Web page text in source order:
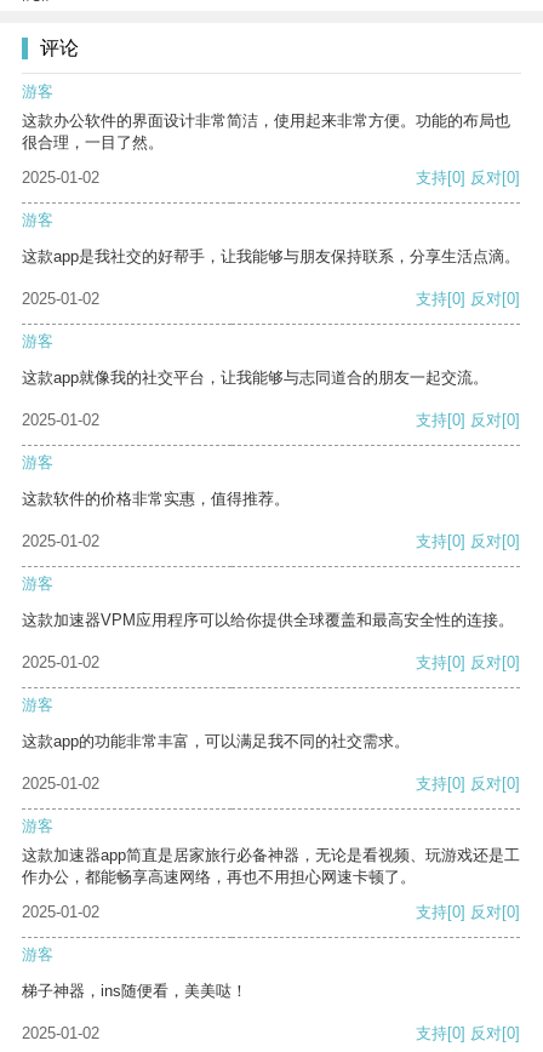
评论
游客
这款办公软件的界面设计非常简洁，使用起来非常方便。功能的布局也
很合理，一目了然。
2025-01-02
支持[0] 反对[0]
游客
这款app是我社交的好帮手，让我能够与朋友保持联系，分享生活点滴。
2025-01-02 支持[0] 反对[0]
游客
这款app就像我的社交平台，让我能够与志同道合的朋友一起交流。
2025-01-02 支持[0] 反对[0]
游客
这款软件的价格非常实惠，值得推荐。
2025-01-02 支持[0] 反对[0]
游客
这款加速器VPM应用程序可以给你提供全球覆盖和最高安全性的连接。
2025-01-02 支持[0] 反对[0]
游客
这款app的功能非常丰富，可以满足我不同的社交需求。
2025-01-02 支持[0] 反对[0]
游客
这款加速器app简直是居家旅行必备神器，无论是看视频、玩游戏还是工
作办公，都能畅享高速网络，再也不用担心网速卡顿了。
2025-01-02
支持[0] 反对[0]
游客
梯子神器，ins随便看，美美哒！
2025-01-02 支持[0] 反对[0]